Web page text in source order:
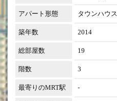
アパート形態 タウンハウス
築年数 2014
総部屋数 19
階数 3
最寄りのMRT駅 -